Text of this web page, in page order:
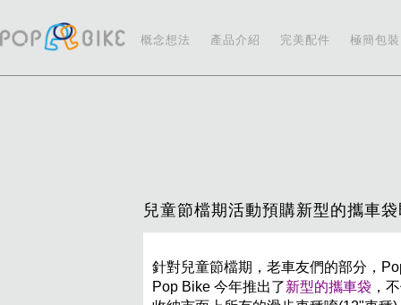
概念想法 產品介紹 完美配件 極簡包裝
兒童節檔期活動預購新型的攜車
針對兒童節檔期，老車友們的部分，
Pop Bike 今年推出了新型的攜車袋 ，